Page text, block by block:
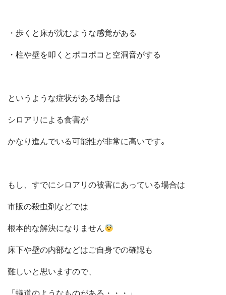
・歩くと床が沈むような感覚がある
・柱や壁を叩くとポコポコと空洞音がする
というような症状がある場合は
シロアリによる食害が
かなり進んでいる可能性が非常に高いです。
もし、すでにシロアリの被害にあっている場合は
市販の殺虫剤などでは
根本的な解決になりません
床下や壁の内部などはご自身での確認も
難しいと思いますので、